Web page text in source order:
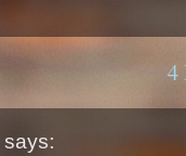
4
says: